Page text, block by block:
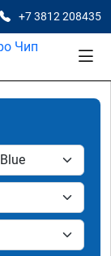
+7 3812 208435